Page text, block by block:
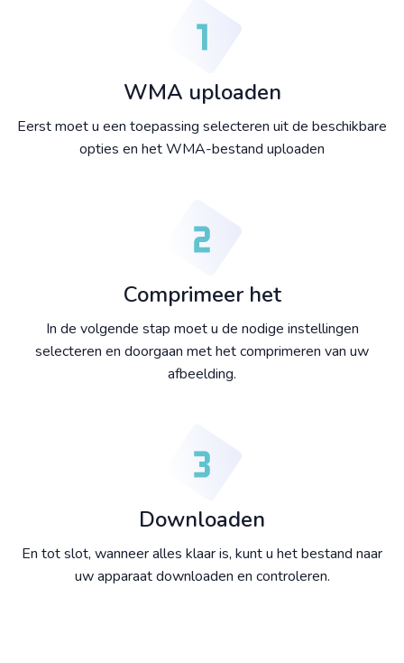
WMA uploaden
Eerst moet u een toepassing selecteren uit de beschikbare
opties en het WMA-bestand uploaden
Comprimeer het
In de volgende stap moet u de nodige instellingen
selecteren en doorgaan met het comprimeren van uw
afbeelding.
Downloaden
En tot slot, wanneer alles klaar is, kunt u het bestand naar
uw apparaat downloaden en controleren.